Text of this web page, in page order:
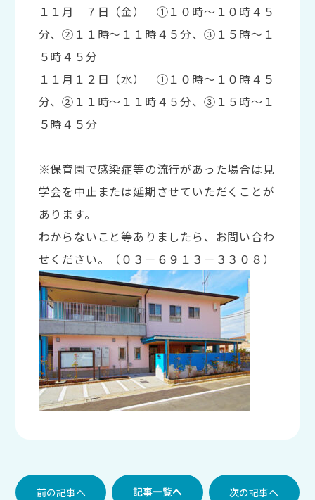
１１月 ７日（金） ①１０時～１０時４５
分、②１１時～１１時４５分、③１５時～１
５時４５分
１１月１２日（水） ①１０時～１０時４５
分、②１１時～１１時４５分、③１５時～１
５時４５分
※保育園で感染症等の流行があった場合は見
学会を中止または延期させていただくことが
あります。
わからないこと等ありましたら、お問い合わ
せください。（０３－６９１３－３３０８）
前の記事へ 記事一覧へ 次の記事へ